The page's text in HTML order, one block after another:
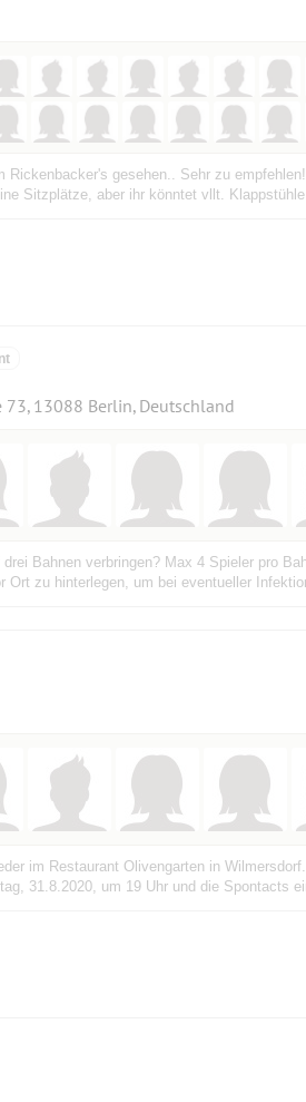
gesehen.. Sehr zu
Sitzplätze, aber ihr könntet vllt.
73, 13088 Berlin, Deutschland
Bahnen verbringen? Max 4 Spieler pro
zu hinterlegen, um bei eventueller
im Restaurant Olivengarten in
31.8.2020, um 19 Uhr und die Spontacts